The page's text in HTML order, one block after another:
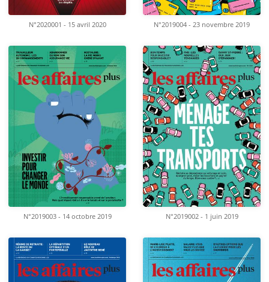
N°2020001 - 15 avril 2020 N°2019004 - 23 novembre 2019
N°2019003 - 14 octobre 2019 N°2019002 - 1 juin 2019